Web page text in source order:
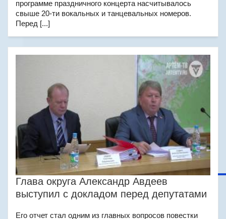
программе праздничного концерта насчитывалось
свыше 20-ти вокальных и танцевальных номеров.
Перед [...]
Глава округа Александр Авдеев
выступил с докладом перед депутатами
Его отчет стал одним из главных вопросов повестки